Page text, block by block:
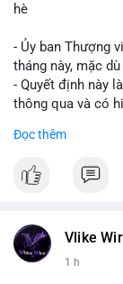
hè
- Ủy ban Thượng
tháng này, mặc
- Quyết định này
thông qua và có
mục chứng chỉ
và phát triển thị
#vlikevn #titanbot
Đọc thêm
Vlike
1 h